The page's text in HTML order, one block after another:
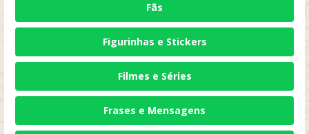
Fãs
Figurinhas e Stickers
Filmes e Séries
Frases e Mensagens